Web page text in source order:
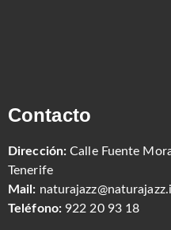
Contacto
Dirección: Calle Fuente
Tenerife
Mail:
Teléfono: 922 20 93 18